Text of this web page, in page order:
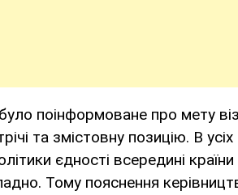
поінформоване про мету
та змістовну позицію. В
єдності всередині
Тому пояснення